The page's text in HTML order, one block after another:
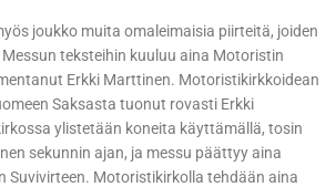
joukko muita omaleimaisia piirteitä, joiden
teksteihin kuuluu aina Motoristin
Erkki Marttinen. Motoristikirkkoidean
Saksasta tuonut rovasti Erkki
ylistetään koneita käyttämällä, tosin
sekunnin ajan, ja messu päättyy aina
Suvivirteen. Motoristikirkolla tehdään aina